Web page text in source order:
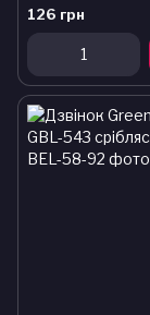
126 грн